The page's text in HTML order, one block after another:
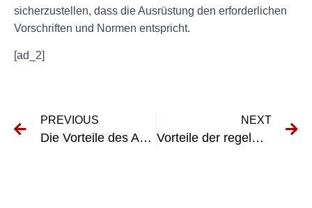
sicherzustellen, dass die Ausrüstung den erforderlichen
Vorschriften und Normen entspricht.
[ad_2]
PREVIOUS
Die Vorteile des Abschlusses der DGUV Gabelstapler-Prüfung
NEXT
Vorteile der regelmäßigen Erstprüfung DIN VDE 0100 Teil 600 in der Elektrotechnik